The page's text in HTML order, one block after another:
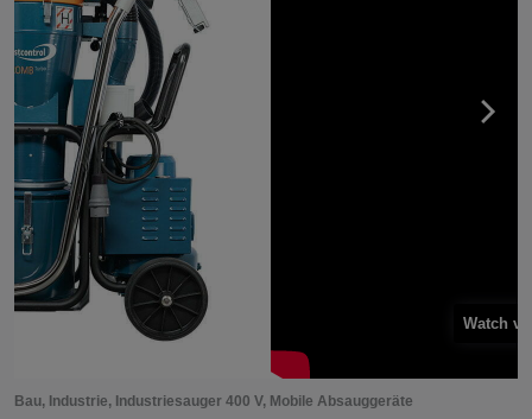
Bau, Industrie, Industriesauger 400 V, Mobile Absauggeräte